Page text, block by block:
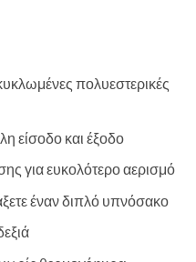
πολυεστερικές
είσοδο και έξοδο
για ευκολότερο αερισμό
έναν διπλό υπνόσακο